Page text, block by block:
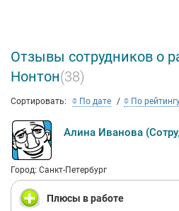
Отзывы сотрудников о
Нонтон(38)
Сортировать: По дате По
Алина Иванова
Город: Санкт-Петербург
Плюсы в работе